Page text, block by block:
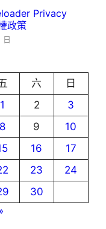
Privacy
政策
日
六
日
1
2
3
8 9
10
16
17
23
24
30